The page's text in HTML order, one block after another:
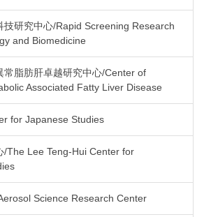
技研究中心/Rapid Screening Research
and Biomedicine
常脂肪肝卓越研究中心/Center of
Associated Fatty Liver Disease
for Japanese Studies
/The Lee Teng-Hui Center for
Science Research Center